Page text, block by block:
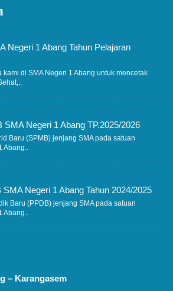
Negeri 1 Abang Tahun Pelajaran
kami di SMA Negeri 1 Abang untuk mencetak
Negeri 1 Abang TP.2025/2026
Baru (SPMB) jenjang SMA pada satuan
Abang..
Negeri 1 Abang Tahun 2024/2025
Baru (PPDB) jenjang SMA pada satuan
Abang..
– Karangasem